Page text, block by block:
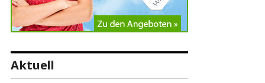
Aktuell